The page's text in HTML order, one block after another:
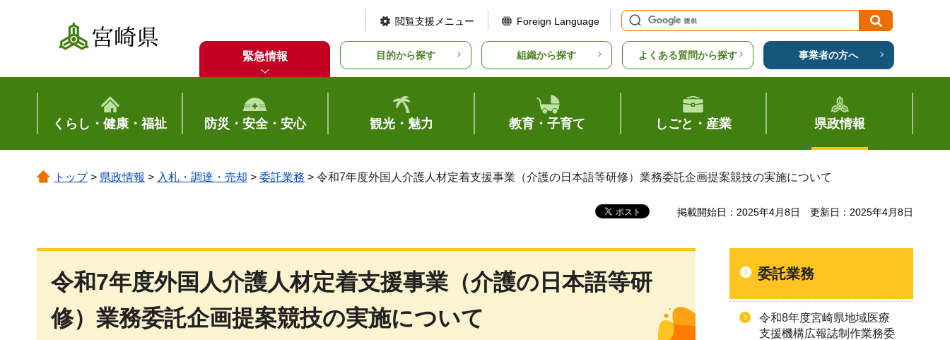
宮崎県
閲覧支援メニュー Foreign Language
緊急情報 目的から探す 組織から探す よくある質問から探す 事業者の方へ
くらし・健康・福祉 防災・安全・安心 観光・魅力 教育・子育て しごと・産業 県政情報
トップ> 県政情報 > 入札・調達・売却 > 委託業務 > 令和7年度外国人介護人材定着支援事業（介護の日本語等研修）業務委託企画提案競技の実施について
掲載開始日：2025年4月8日 更新日：2025年4月8日
令和7年度外国人介護人材定着支援事業（介護の日本語等研
修）業務委託企画提案競技の実施について
委託業務
令和8年度宮崎県地域医療
支援機構広報誌制作業務委